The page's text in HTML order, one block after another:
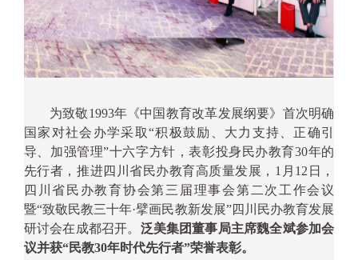
为致敬1993年《中国教育改革发展纲要》首次明确
国家对社会办学采取“积极鼓励、大力支持、正确引
导、加强管理”十六字方针，表彰投身民办教育30年的
先行者，推进四川省民办教育高质量发展， 1 月 12 日，
四川省民办教育协会第三届理事会第二次工作会议
暨“致敬民教三十年·擘画民教新发展”四川民办教育发展
研讨会在成都召开。 泛美集团董事局主席魏全斌参加会
议并获“民教30年时代先行者”荣誉表彰。